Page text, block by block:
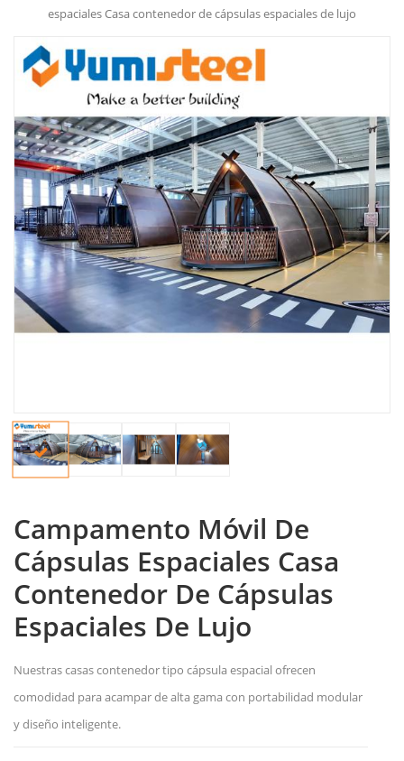
espaciales Casa contenedor de cápsulas espaciales de lujo
Campamento Móvil De
Cápsulas Espaciales Casa
Contenedor De Cápsulas
Espaciales De Lujo
Nuestras casas contenedor tipo cápsula espacial ofrecen
comodidad para acampar de alta gama con portabilidad modular
y diseño inteligente.